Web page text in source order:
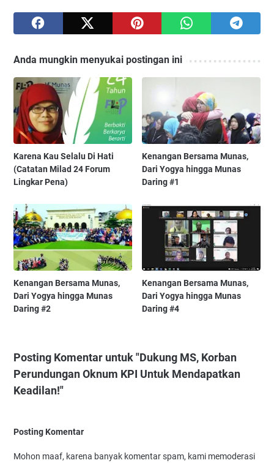
Anda mungkin menyukai postingan ini
Karena Kau Selalu Di Hati
(Catatan Milad 24 Forum
Lingkar Pena)
Kenangan Bersama Munas,
Dari Yogya hingga Munas
Daring #1
Kenangan Bersama Munas,
Dari Yogya hingga Munas
Daring #2
Kenangan Bersama Munas,
Dari Yogya hingga Munas
Daring #4
Posting Komentar untuk "Dukung MS, Korban
Perundungan Oknum KPI Untuk Mendapatkan
Keadilan!"
Posting Komentar
Mohon maaf, karena banyak komentar spam, kami memoderasi